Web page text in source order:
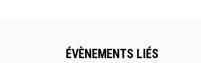
ÉVÈNEMENTS LIÉS